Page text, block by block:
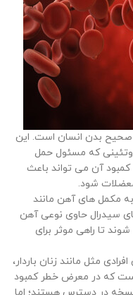
صحیح بدن انسان است. این
که مسئول حمل
آن می تواند باعث
شود.
به مکمل های آهن مانند
سیدرال حاوی نوعی آهن
تا راهی موثر برای
مثل مانند زنان باردار،
است که در معرض خطر کمبود